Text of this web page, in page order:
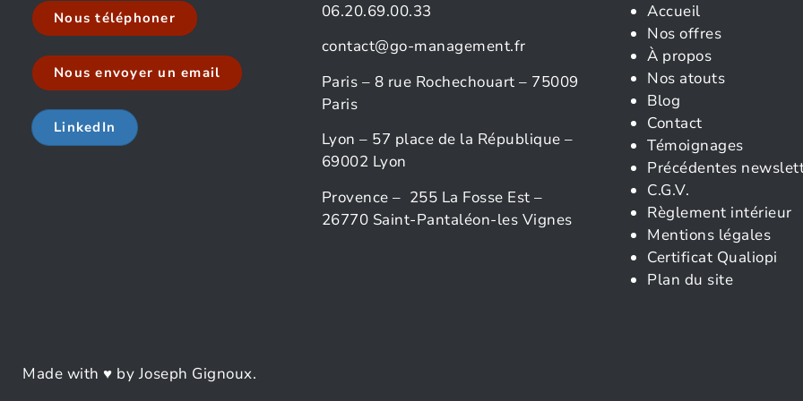
Nous téléphoner
Nous envoyer un email
LinkedIn
06.20.69.00.33
contact@go-management.fr
Paris – 8 rue Rochechouart – 75009
Paris
Lyon – 57 place de la République –
69002 Lyon
Provence – 255 La Fosse Est –
26770 Saint-Pantaléon-les Vignes
Accueil
Nos offres
À propos
Nos atouts
Blog
Contact
Témoignages
Précédentes
C.G.V.
Règlement intérieur
Mentions légales
Certificat Qualiopi
Plan du site
Made with ♥ by Joseph Gignoux.